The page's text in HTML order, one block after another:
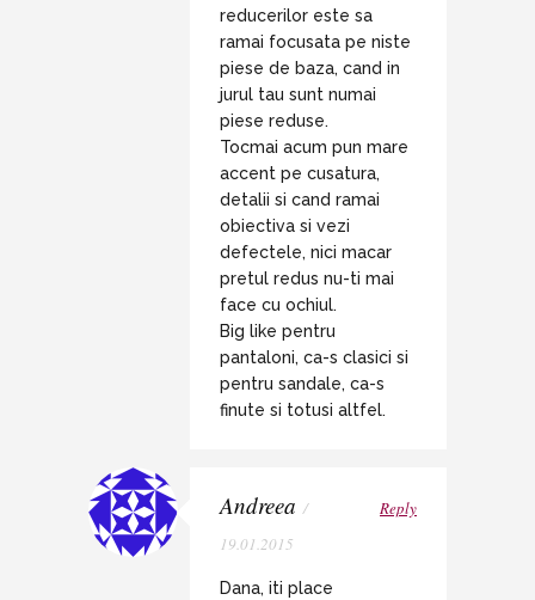
reducerilor este sa
ramai focusata pe niste
piese de baza, cand in
jurul tau sunt numai
piese reduse.
Tocmai acum pun mare
accent pe cusatura,
detalii si cand ramai
obiectiva si vezi
defectele, nici macar
pretul redus nu-ti mai
face cu ochiul.
Big like pentru
pantaloni, ca-s clasici si
pentru sandale, ca-s
finute si totusi altfel.
Andreea /
19.01.2015
Reply
Dana, iti place